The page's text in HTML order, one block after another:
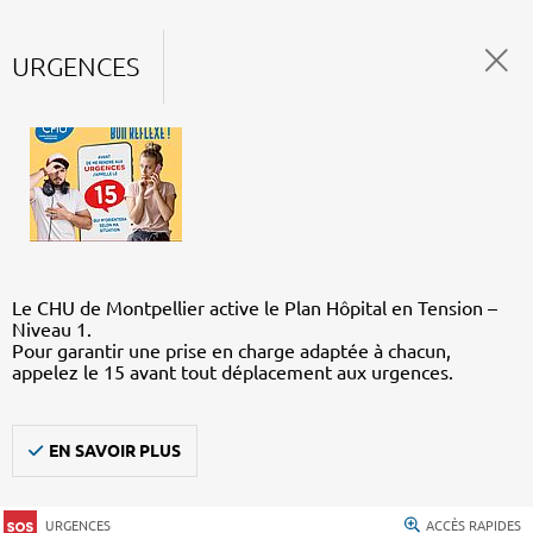
URGENCES
Le CHU de Montpellier active le Plan Hôpital en Tension –
Niveau 1.
Pour garantir une prise en charge adaptée à chacun,
appelez le 15 avant tout déplacement aux urgences.
EN SAVOIR PLUS
URGENCES ACCÈS RAPIDES